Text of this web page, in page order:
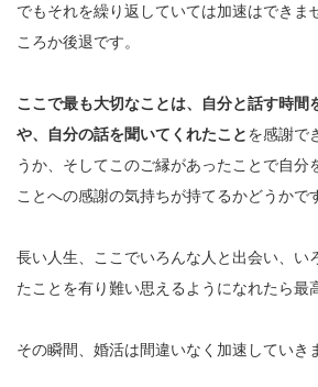
でもそれを繰り返していては加速はできま
ころか後退です。
ここで最も大切なことは、自分と話す時間
や、自分の話を聞いてくれたことを感謝で
うか、そしてこのご縁があったことで自分
ことへの感謝の気持ちが持てるかどうかで
長い人生、ここでいろんな人と出会い、い
たことを有り難い思えるようになれたら最
その瞬間、婚活は間違いなく加速していき